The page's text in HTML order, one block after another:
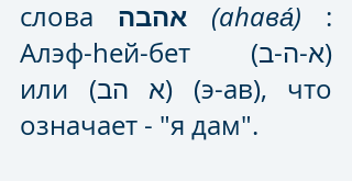
слова אהבה (аhава́) :
Алэф-hей-бет (א-ה-ב)
или (א הב) (э-ав), что
означает - "я дам".